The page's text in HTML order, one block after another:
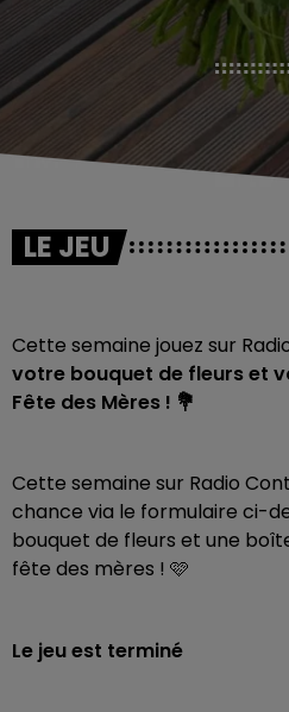
LE JEU
Cette semaine jouez sur
votre bouquet de fleurs et
Fête des Mères ! 💐​
Cette semaine sur Radio
chance via le formulaire ci-
bouquet de fleurs et une
fête des mères ! 🩷
Le jeu est terminé